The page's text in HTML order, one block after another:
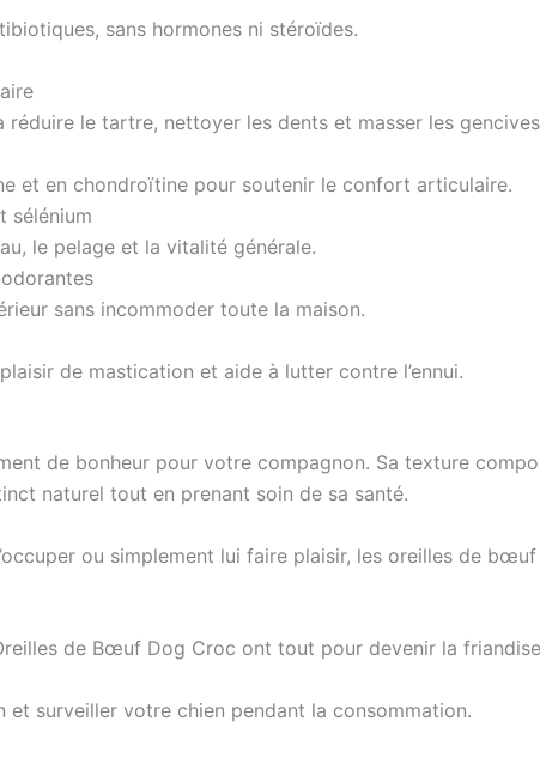
sans hormones ni stéroïdes.
le tartre, nettoyer les dents et masser les
et en chondroïtine pour soutenir le confort articulaire.
sélénium
le pelage et la vitalité générale.
sans incommoder toute la maison.
de mastication et aide à lutter contre l’ennui.
de bonheur pour votre compagnon. Sa texture
naturel tout en prenant soin de sa santé.
ou simplement lui faire plaisir, les oreilles de
de Bœuf Dog Croc ont tout pour devenir la
et surveiller votre chien pendant la consommation.